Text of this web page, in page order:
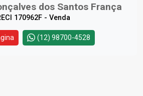
dos Santos França
170962F - Venda
(12) 98700-4528